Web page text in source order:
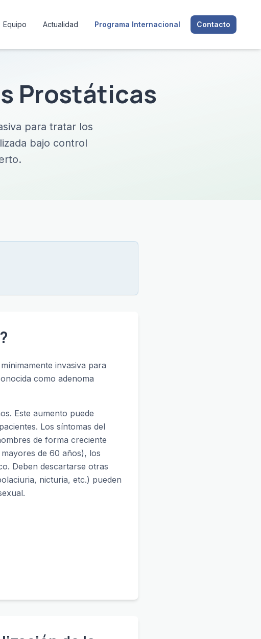
Equipo Actualidad Programa Internacional Contacto
Prostáticas
para tratar los
bajo control
invasiva para
como adenoma
Este aumento puede
Los síntomas del
de forma creciente
de 60 años), los
Deben descartarse otras
nicturia, etc.) pueden